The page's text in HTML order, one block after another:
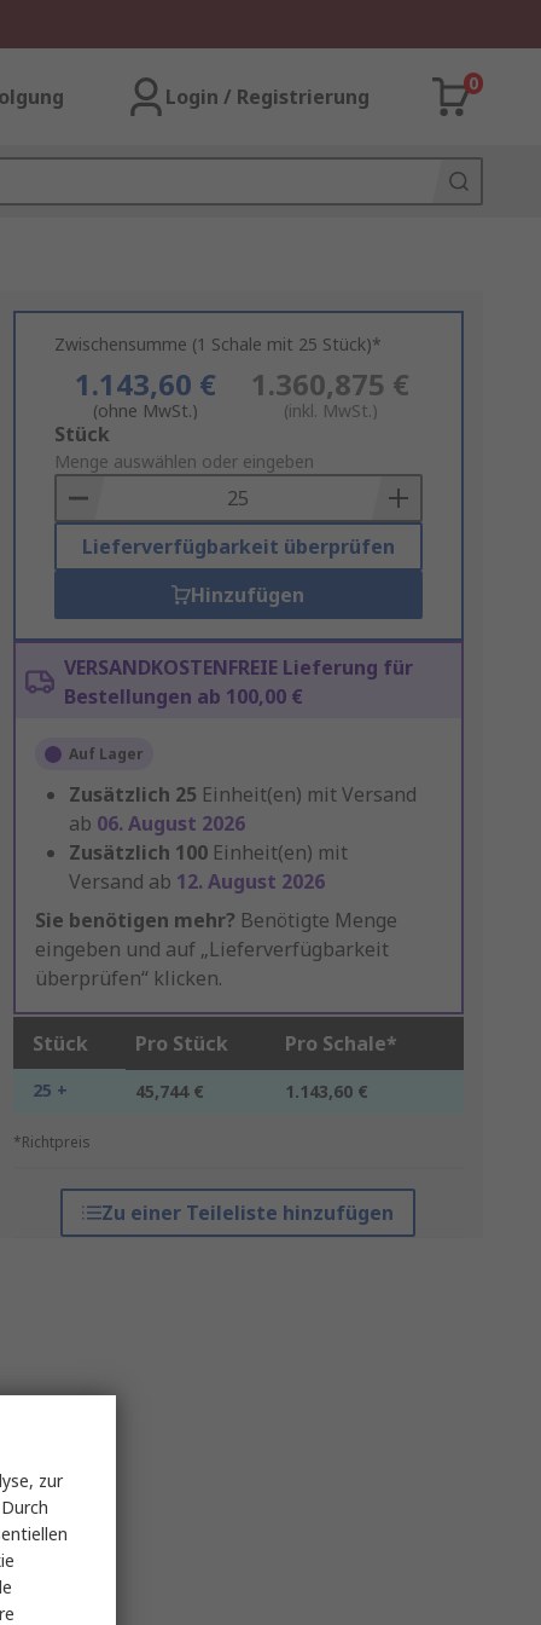
Login / Registrierung
0
Zwischensumme (1 Schale mit 25 Stück)*
1.143,60 €
(ohne MwSt.)
1.360,875 €
(inkl. MwSt.)
Add
to
Basket
Stück
Menge auswählen oder eingeben
Lieferverfügbarkeit überprüfen
Hinzufügen
VERSANDKOSTENFREIE Lieferung für
Bestellungen ab 100,00 €
Auf Lager
Zusätzlich 25 Einheit(en) mit Versand
ab 06. August 2026
Zusätzlich 100 Einheit(en) mit
Versand ab 12. August 2026
Sie benötigen mehr? Benötigte Menge
eingeben und auf „Lieferverfügbarkeit
überprüfen“ klicken.
Stück Pro Stück Pro Schale*
25 + 45,744 € 1.143,60 €
*Richtpreis
Zu einer Teileliste hinzufügen
zur